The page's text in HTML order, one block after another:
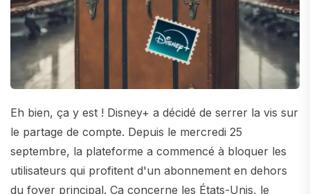
Eh bien, ça y est ! Disney+ a décidé de serrer la vis sur
le partage de compte. Depuis le mercredi 25
septembre, la plateforme a commencé à bloquer les
utilisateurs qui profitent d'un abonnement en dehors
du foyer principal. Ça concerne les États-Unis, le